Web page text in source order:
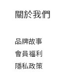
關於我們
品牌故事
會員福利
隱私政策